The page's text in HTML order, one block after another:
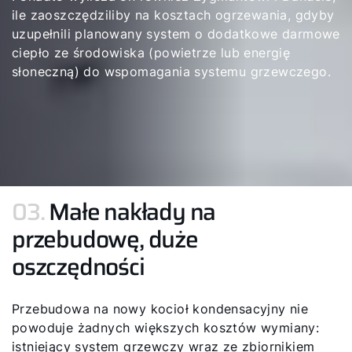
ile zaoszczędziliby na kosztach ogrzewania, gdyby
uzupełnili planowany system o dodatkowe darmowe
ciepło ze środowiska (powietrze lub energię
słoneczną) do wspomagania systemu grzewczego.
03.Małe nakłady na
przebudowę, duże
oszczędności
Przebudowa na nowy kocioł kondensacyjny nie
powoduje żadnych większych kosztów wymiany:
istniejący system grzewczy wraz ze zbiornikiem